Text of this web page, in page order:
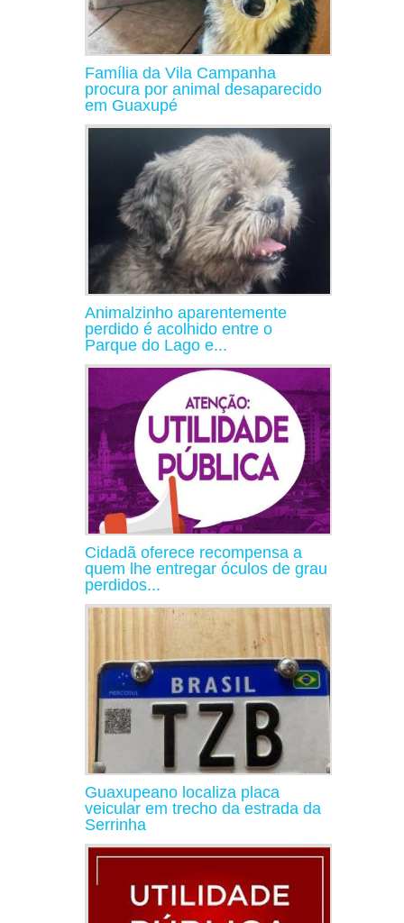
Família da Vila Campanha
procura por animal desaparecido
em Guaxupé
Animalzinho aparentemente
perdido é acolhido entre o
Parque do Lago e...
Cidadã oferece recompensa a
quem lhe entregar óculos de grau
perdidos...
Guaxupeano localiza placa
veicular em trecho da estrada da
Serrinha